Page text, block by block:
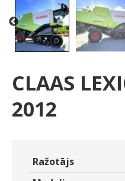
CLAAS
2012
Ražotājs